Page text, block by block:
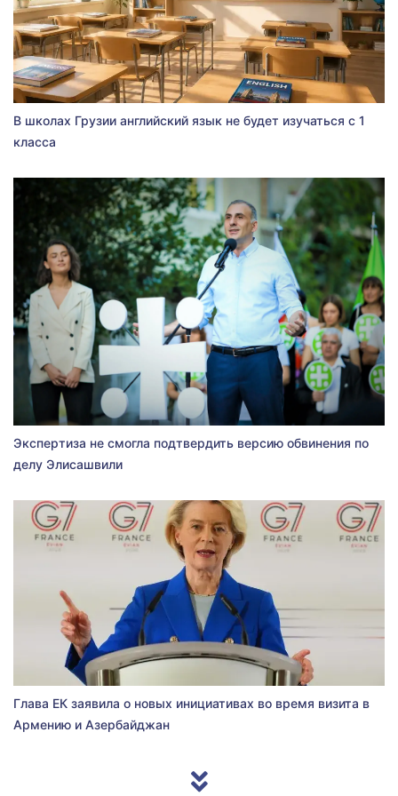
В школах Грузии английский язык не будет изучаться с 1
класса
Экспертиза не смогла подтвердить версию обвинения по
делу Элисашвили
Глава ЕК заявила о новых инициативах во время визита в
Армению и Азербайджан